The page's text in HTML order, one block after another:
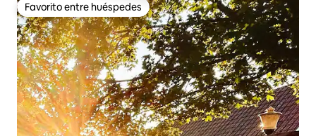
Favorito entre huéspedes
Favorito entre huéspedes